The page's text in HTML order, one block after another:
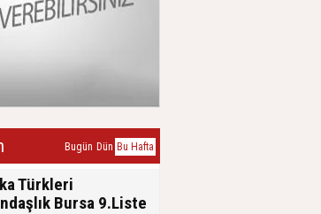
Bugün Dün Bu Hafta
Türkleri
Bursa 9.Liste